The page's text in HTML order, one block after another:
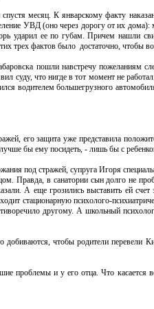
месяц. К январскому факту
УВД (оно через дорогу от их
ударил ее по губам. Причем нашли
трех фактов было достаточно, чтобы
пошли навстречу пожеланиям
суду, что нигде в тот момент не
водителем большегрузного
его защита уже представила
бы ему посидеть, - лишь бы с
под стражей, супруга Игоря
Правда, в санатории сын долго не
А еще грозились выставить ей
стационарную психолого-
другому. А школьный
чтобы родители перевели
проблемы и у его отца. Что